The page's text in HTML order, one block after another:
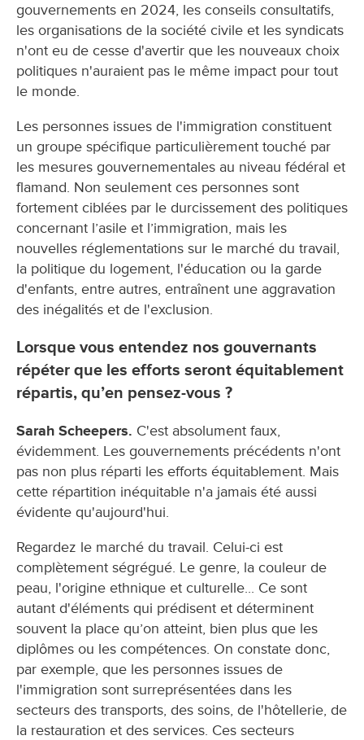
gouvernements en 2024, les conseils consultatifs,
les organisations de la société civile et les syndicats
n'ont eu de cesse d'avertir que les nouveaux choix
politiques n'auraient pas le même impact pour tout
le monde.
Les personnes issues de l'immigration constituent
un groupe spécifique particulièrement touché par
les mesures gouvernementales au niveau fédéral et
flamand. Non seulement ces personnes sont
fortement ciblées par le durcissement des politiques
concernant l’asile et l’immigration, mais les
nouvelles réglementations sur le marché du travail,
la politique du logement, l'éducation ou la garde
d'enfants, entre autres, entraînent une aggravation
des inégalités et de l'exclusion.
Lorsque vous entendez nos gouvernants
répéter que les efforts seront équitablement
répartis, qu’en pensez-vous ?
Sarah Scheepers. C'est absolument faux,
évidemment. Les gouvernements précédents n'ont
pas non plus réparti les efforts équitablement. Mais
cette répartition inéquitable n'a jamais été aussi
évidente qu'aujourd'hui.
Regardez le marché du travail. Celui-ci est
complètement ségrégué. Le genre, la couleur de
peau, l'origine ethnique et culturelle... Ce sont
autant d'éléments qui prédisent et déterminent
souvent la place qu’on atteint, bien plus que les
diplômes ou les compétences. On constate donc,
par exemple, que les personnes issues de
l'immigration sont surreprésentées dans les
secteurs des transports, des soins, de l'hôtellerie, de
la restauration et des services. Ces secteurs